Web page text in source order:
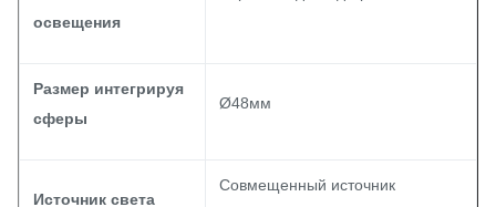
освещения
Размер интегрируя
сферы
Ø48мм
Источник света
Совмещенный источник